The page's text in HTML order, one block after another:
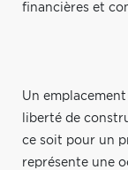
financières et
Un
liberté de
ce soit pour un
représente une